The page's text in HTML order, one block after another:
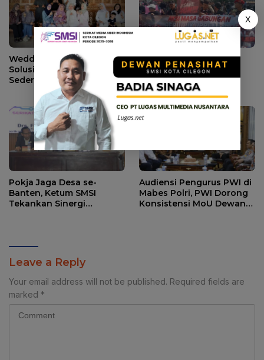
Wedding Intimate Jadi
Solusi Tren Nikah
Sederhana Ala Gen Z
Ada Apa Warga Minta
Ketua DPRD Lebak
Dicopot? Ini
Penjelasannya.
Pokja Jaga Desa se-
Banten, Ketum SMSI
Tekankan Sinergi
Audiensi Pengurus PWI di
Mabes Polri, PWI Dorong
Konsistensi MoU Dewan
Leave a Reply
Your email address will not be published. Required fields are
marked *
X